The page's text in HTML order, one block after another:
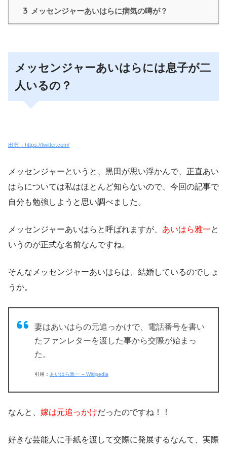
3 メッセンジャーあいはらに病気の噂が？
メッセンジャーあいはらには息子が二
人いるの？
出典：https://twitter.com/
メッセンジャーというと、黒田 が思い浮かんで、正直あい
はらについては私はほとんど知らないので、今回の記事で
自分も勉強しようと思い調べました。
メッセンジャーあいはらと呼ばれますが、 あいはら雅一と
いうのが正式な名前なんですね。
そんなメッセンジャーあいはらは、結婚しているのでしょ
うか。
妻はあいはらの元追っかけで、電話番号を書い
たファンレターを渡した事から交際が始まっ
た。
引用： あいはら雅一 – Wikipedia
なんと、 嫁は元追っかけだったのですね！！
好きな芸能人に手紙を渡して交際に発展するなんて、実際